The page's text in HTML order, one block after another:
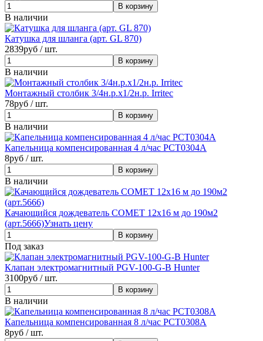
В наличии
Катушка для шланга (арт. GL 870)
2839руб / шт.
В наличии
Монтажный столбик 3/4н.р.х1/2н.р. Irritec
78руб / шт.
В наличии
Капельница компенсированная 4 л/час PCT0304A
8руб / шт.
В наличии
Качающийся дождеватель COMET 12x16 м до 190м2
(арт.5666)Узнать цену
Под заказ
Клапан электромагнитный PGV-100-G-B Hunter
3100руб / шт.
В наличии
Капельница компенсированная 8 л/час PCT0308A
8руб / шт.